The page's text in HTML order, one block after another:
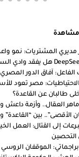
مشاهدة
المشتريات: نمو
الفاعل: آفاق الدور
مصر تعود
طالبان عن القاعدة؟
العقال.. وأزمة داعش
الأقصى”.. بين “القاعدة”
إلى القتال: العمل
الموقفان الروسي